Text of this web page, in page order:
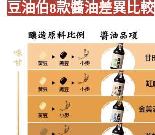
豆油伯8款醬油差異比較